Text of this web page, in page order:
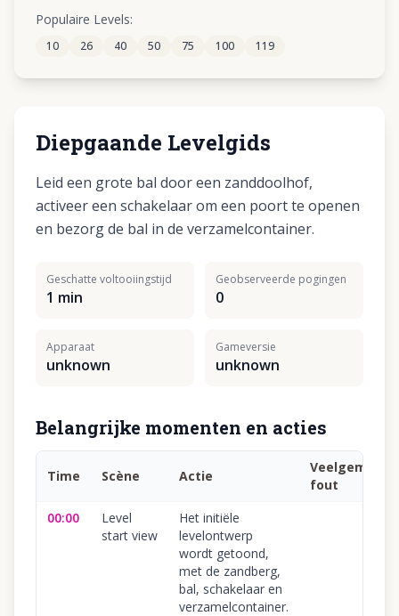
42
47 48 49 50
Populaire Levels:
10 26 40 50 75 100 119
Diepgaande Levelgids
Leid een grote bal door een zanddoolhof,
activeer een schakelaar om een poort te openen
en bezorg de bal in de verzamelcontainer.
Geschatte voltooiingstijd
1 min
Geobserveerde pogingen
0
Apparaat
unknown
Gameversie
unknown
Belangrijke momenten en acties
Time Scène Actie
fout
00:00
Level
start view
Het initiële
levelontwerp
wordt getoond,
met de zandberg,
bal, schakelaar en
verzamelcontainer.